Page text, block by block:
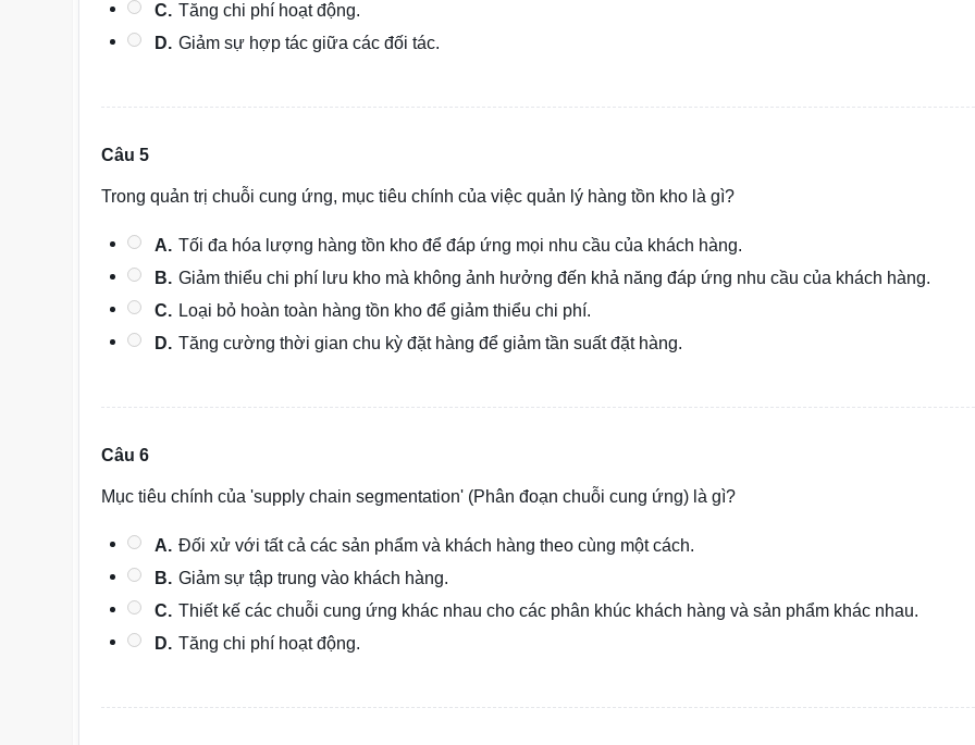
C. Tăng chi phí hoạt động.
D. Giảm sự hợp tác giữa các đối tác.
Câu 5
Trong quản trị chuỗi cung ứng, mục tiêu chính của việc quản lý hàng tồn kho là gì?
A. Tối đa hóa lượng hàng tồn kho để đáp ứng mọi nhu cầu của khách hàng.
B. Giảm thiểu chi phí lưu kho mà không ảnh hưởng đến khả năng đáp ứng nhu cầu của khách hàng.
C. Loại bỏ hoàn toàn hàng tồn kho để giảm thiểu chi phí.
D. Tăng cường thời gian chu kỳ đặt hàng để giảm tần suất đặt hàng.
Câu 6
Mục tiêu chính của 'supply chain segmentation' (Phân đoạn chuỗi cung ứng) là gì?
A. Đối xử với tất cả các sản phẩm và khách hàng theo cùng một cách.
B. Giảm sự tập trung vào khách hàng.
C. Thiết kế các chuỗi cung ứng khác nhau cho các phân khúc khách hàng và sản phẩm khác nhau.
D. Tăng chi phí hoạt động.